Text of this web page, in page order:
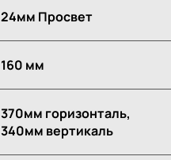
24мм Просвет
160 мм
370мм горизонталь,
340мм вертикаль